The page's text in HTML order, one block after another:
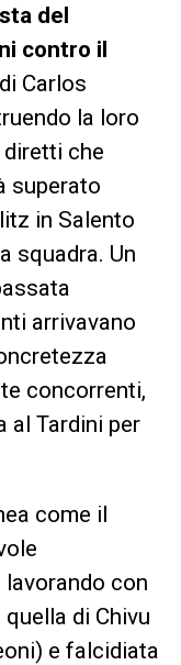
del
contro il
Carlos
la loro
che
superato
in Salento
squadra. Un
arrivavano
concorrenti,
al Tardini per
come il
con
di Chivu
e falcidiata